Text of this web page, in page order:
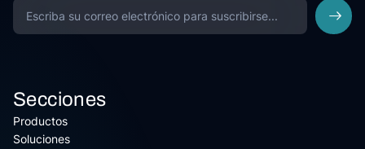
Secciones
Productos
Soluciones